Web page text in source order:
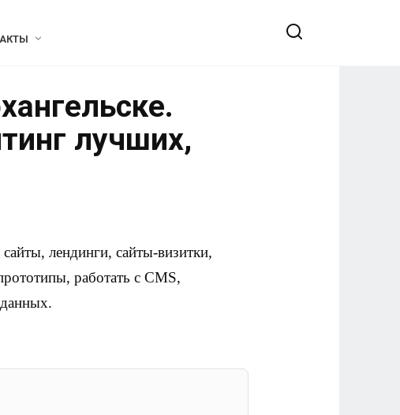
лучших,
лендинги, сайты-визитки,
работать с CMS,